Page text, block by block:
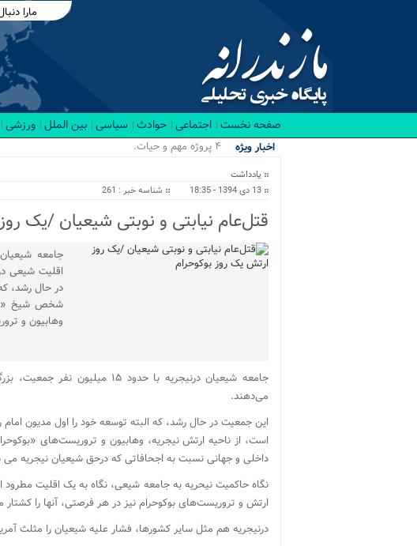
مارا
صفحه نخست اجتماعی حوادث سیاسی بین الملل ورزشی
اخبار ویژه ۴ پروژه مهم و حیاتی نور و محمودآب_
یادداشت
13 دی 1394 - 18:35
شناسه خبر : 261
قتل‌عام نیابتی و نوبتی شیعیان /یک
اقلیت شیعی
در حال رشد،
شخص شیخ
وهابیون و
جامعه شیعیان درنیجریه با حدود
می‌دهند.
این جمعیت در حال رشد، که البته توسعه خود را اول مدیون
است، از ناحیه ارتش نیجریه، وهابیون و تروریست‌های
داخلی و جهانی نسبت به اجحافاتی که درحق شیعیان نیجریه می
نگاه حاکمیت نیحریه به جامعه شیعی، نگاه به یک اقلیت
ارتش و تروریست‌های بوکوحرام نیز در هر فرصتی، آنها را کشتار
درنیجریه هم مثل سایر کشورها، فشار علیه شیعیان را مثلث